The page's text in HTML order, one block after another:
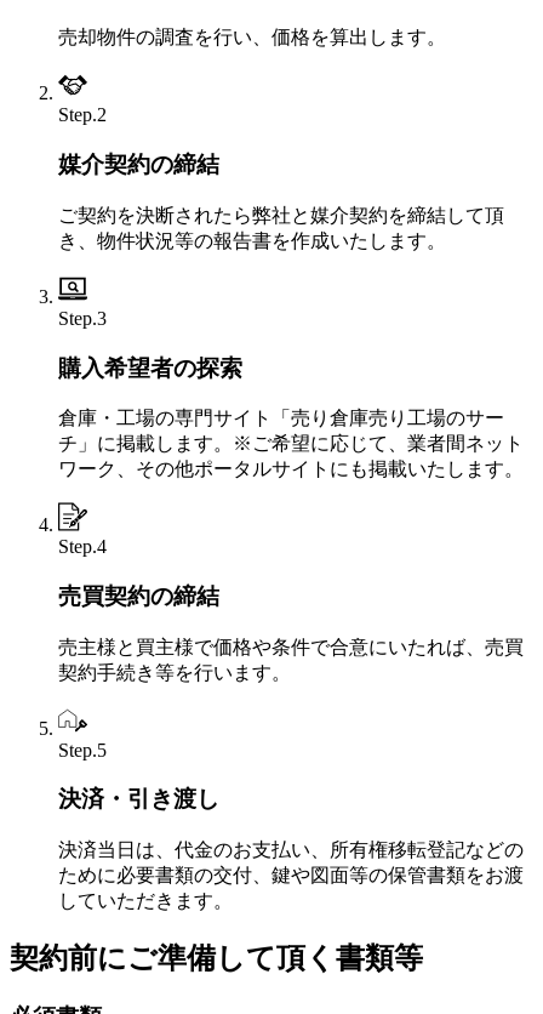
売却物件の調査を行い、価格を算出します。
Step.2
媒介契約の締結
ご契約を決断されたら弊社と媒介契約を締結して頂
き、物件状況等の報告書を作成いたします。
Step.3
購入希望者の探索
倉庫・工場の専門サイト「売り倉庫売り工場のサー
チ」に掲載します。※ご希望に応じて、業者間ネット
ワーク、その他ポータルサイトにも掲載いたします。
Step.4
売買契約の締結
売主様と買主様で価格や条件で合意にいたれば、売買
契約手続き等を行います。
Step.5
決済・引き渡し
決済当日は、代金のお支払い、所有権移転登記などの
ために必要書類の交付、鍵や図面等の保管書類をお渡
していただきます。
契約前にご準備して頂く書類等